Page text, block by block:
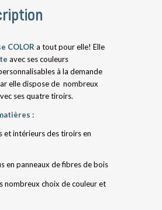
COLORa tout pour elle! Elle
avec ses couleurs
à la demande
elle dispose de nombreux
ses quatre tiroirs.
:
et intérieurs des tiroirs en
en panneaux de fibres de bois
nombreux choix de couleur et